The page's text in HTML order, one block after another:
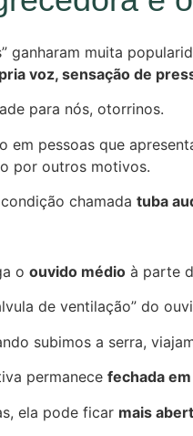
ganharam muita
voz, sensação de
para nós, otorrinos.
em pessoas que
por outros motivos.
chamada tuba
o ouvido médio à parte
de ventilação” do
subimos a serra,
permanece fechada
ela pode ficar mais